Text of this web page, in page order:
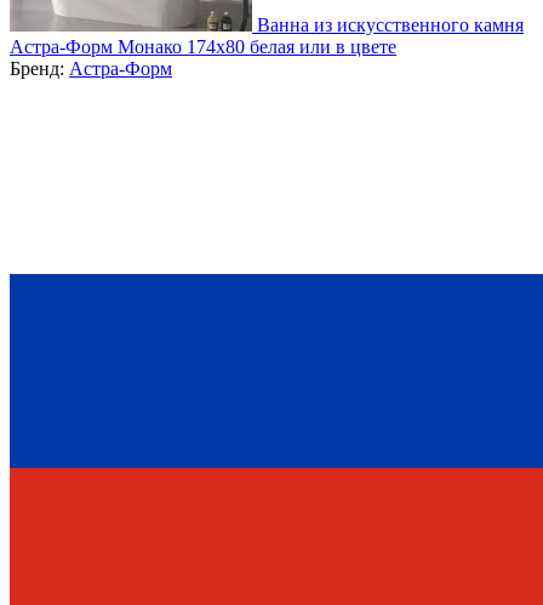
Ванна из искусственного камня
Астра-Форм Монако 174х80 белая или в цвете
Бренд: Астра-Форм